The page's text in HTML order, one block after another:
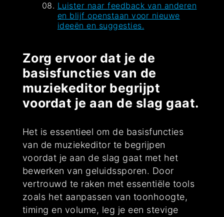
Luister naar feedback van anderen
en blijf openstaan voor nieuwe
ideeën en suggesties.
Zorg ervoor dat je de
basisfuncties van de
muziekeditor begrijpt
voordat je aan de slag gaat.
Het is essentieel om de basisfuncties
van de muziekeditor te begrijpen
voordat je aan de slag gaat met het
bewerken van geluidssporen. Door
vertrouwd te raken met essentiële tools
zoals het aanpassen van toonhoogte,
timing en volume, leg je een stevige